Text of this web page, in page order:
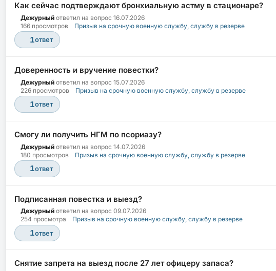
Как сейчас подтверждают бронхиальную астму в стационаре?
Дежурный ответил на вопрос 16.07.2026
166 просмотров
Призыв на срочную военную службу, службу в резерве
1ответ
Доверенность и вручение повестки?
Дежурный ответил на вопрос 15.07.2026
226 просмотров
Призыв на срочную военную службу, службу в резерве
1ответ
Смогу ли получить НГМ по псориазу?
Дежурный ответил на вопрос 14.07.2026
180 просмотров
Призыв на срочную военную службу, службу в резерве
1ответ
Подписанная повестка и выезд?
Дежурный ответил на вопрос 09.07.2026
254 просмотра
Призыв на срочную военную службу, службу в резерве
1ответ
Снятие запрета на выезд после 27 лет офицеру запаса?